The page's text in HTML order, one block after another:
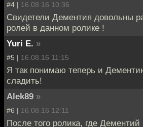
#4 | 16.08.16 10:36
Свидетели Дементия довольны
ролей в данном ролике !
Yuri E. »
#5 | 16.08.16 11:15
Я так понимаю теперь и
сладить!
Alek89 »
#6 | 16.08.16 12:11
После того ролика, где